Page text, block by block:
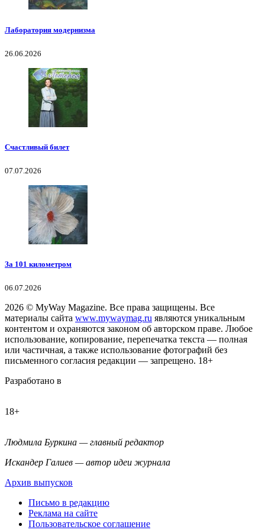
Лаборатория модернизма
26.06.2026
Счастливый билет
07.07.2026
За 101 километром
06.07.2026
2026 © MyWay Magazine. Все права защищены. Все
материалы сайта www.mywaymag.ru являются уникальным
контентом и охраняются законом об авторском праве. Любое
использование, копирование, перепечатка текста — полная
или частичная, а также использование фотографий без
письменного согласия редакции — запрещено. 18+
Разработано в
18+
Людмила Буркина — главный редактор
Искандер Галиев — автор идеи журнала
Архив выпусков
Письмо в редакцию
Реклама на сайте
Пользовательское соглашение